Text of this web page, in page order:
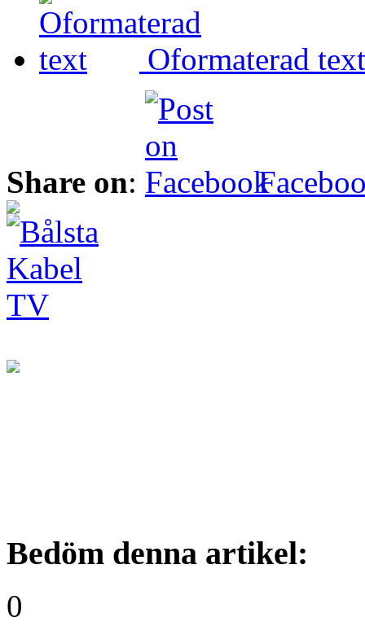
Oformaterad text
Share on:
Bedöm denna artikel:
0